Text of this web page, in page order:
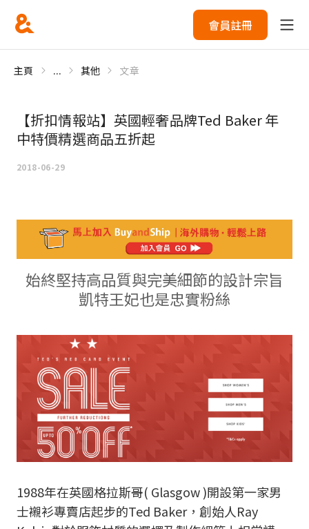
會員註冊
主頁 ... 其他 文章
【折扣情報站】英國輕奢品牌Ted Baker 年
中特價精選商品五折起
2018-06-29
始終堅持高品質與完美細節的設計宗旨
凱特王妃也是忠實粉絲
1988年在英國格拉斯哥( Glasgow )開設第一家男
士襯衫專賣店起步的Ted Baker，創始人Ray